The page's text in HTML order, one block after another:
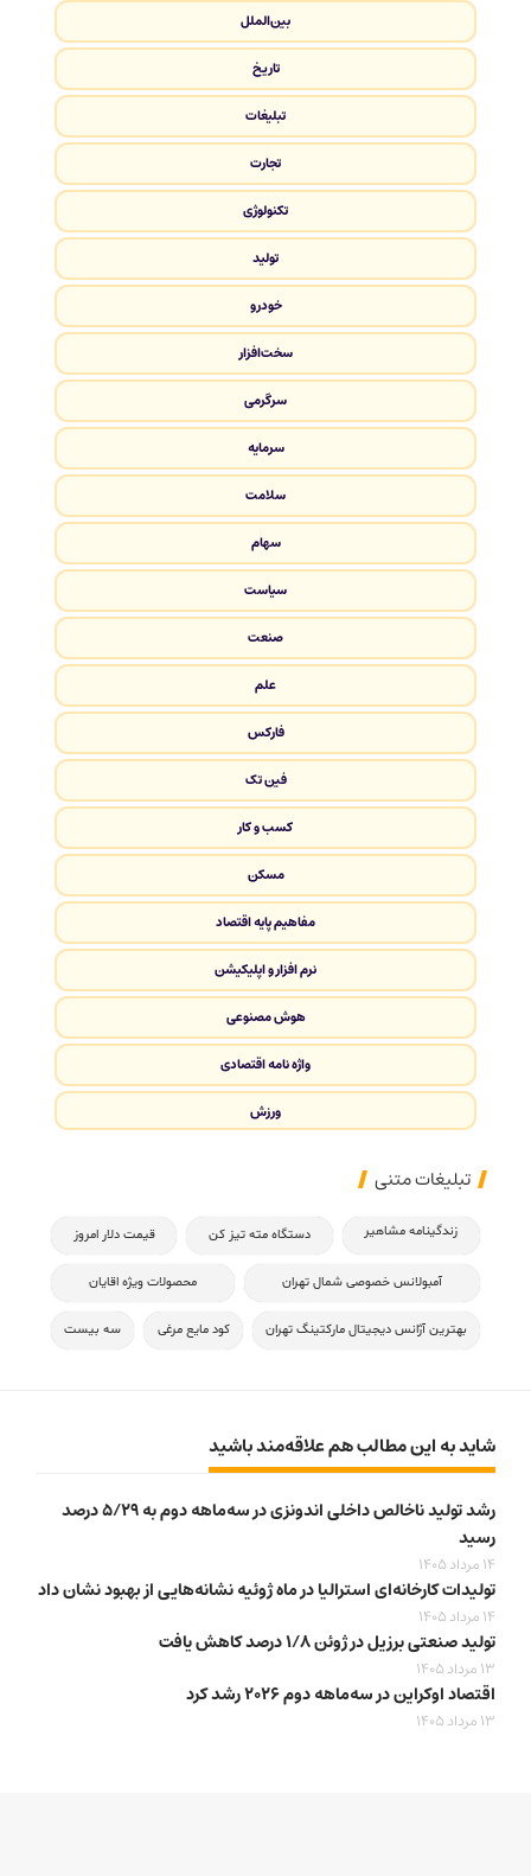
بین‌الملل
تاریخ
تبلیغات
تجارت
تکنولوژی
تولید
خودرو
سخت‌افزار
سرگرمی
سرمایه
سلامت
سهام
سیاست
صنعت
علم
فارکس
فین تک
کسب و کار
مسکن
مفاهیم پایه اقتصاد
نرم افزار و اپلیکیشن
هوش مصنوعی
واژه نامه اقتصادی
ورزش
تبلیغات متنی
زندگینامه مشاهیر دستگاه مته تیز کن قیمت دلار امروز
آمبولانس خصوصی شمال تهران محصولات ویژه اقایان
بهترین آژانس دیجیتال مارکتینگ تهران کود مایع مرغی سه بیست
شاید به این مطالب هم علاقه‌مند باشید
رشد تولید ناخالص داخلی اندونزی در سه‌ماهه دوم به ۵/۲۹ درصد
رسید
14 مرداد 1405
تولیدات کارخانه‌ای استرالیا در ماه ژوئیه نشانه‌هایی از بهبود نشان داد
14 مرداد 1405
تولید صنعتی برزیل در ژوئن ۱/۸ درصد کاهش یافت
13 مرداد 1405
اقتصاد اوکراین در سه‌ماهه دوم ۲۰۲۶ رشد کرد
13 مرداد 1405